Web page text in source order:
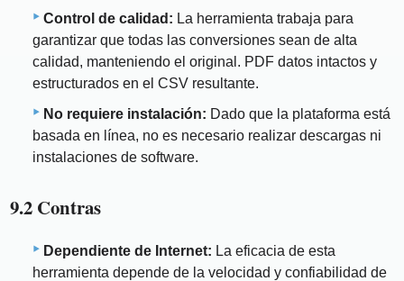
Control de calidad: La herramienta trabaja para
garantizar que todas las conversiones sean de alta
calidad, manteniendo el original. PDF datos intactos y
estructurados en el CSV resultante.
No requiere instalación: Dado que la plataforma está
basada en línea, no es necesario realizar descargas ni
instalaciones de software.
9.2 Contras
Dependiente de Internet: La eficacia de esta
herramienta depende de la velocidad y confiabilidad de